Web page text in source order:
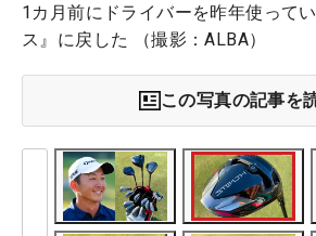
1カ月前にドライバーを昨年使って
ス』に戻した （撮影：ALBA）
この写真の記事を